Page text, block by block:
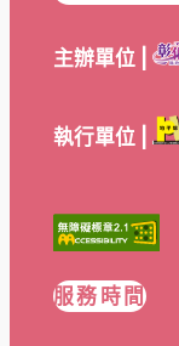
主辦單位 |
執行單位 |
服務時間